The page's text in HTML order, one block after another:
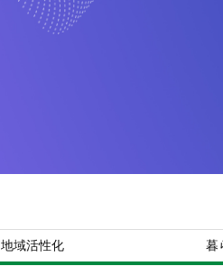
地域活性化 暮